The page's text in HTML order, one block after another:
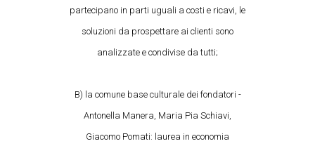
partecipano in parti uguali a costi e ricavi, le
soluzioni da prospettare ai clienti sono
analizzate e condivise da tutti;
B) la comune base culturale dei fondatori -
Antonella Manera, Maria Pia Schiavi,
Giacomo Pomati: laurea in economia